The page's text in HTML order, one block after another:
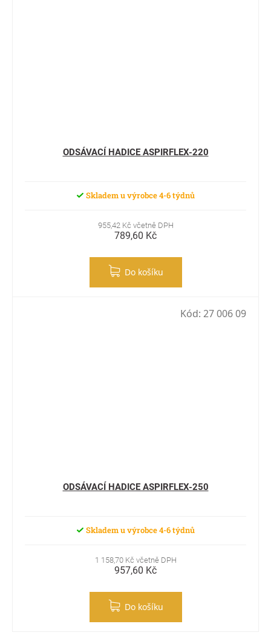
ODSÁVACÍ HADICE ASPIRFLEX-220
Skladem u výrobce 4-6 týdnů
955,42 Kč včetně DPH
789,60 Kč
Do košíku
ODSÁVACÍ HADICE ASPIRFLEX-250
Skladem u výrobce 4-6 týdnů
1 158,70 Kč včetně DPH
957,60 Kč
Do košíku
Kód: 27 006 09